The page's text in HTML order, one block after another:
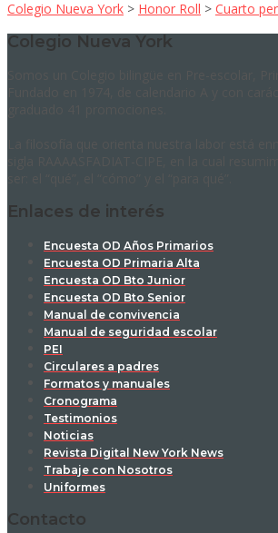
Colegio Nueva York > Honor Roll > Cuarto
Colegio Nueva York
Enlaces de interés
Encuesta OD Años Primarios
Encuesta OD Primaria Alta
Encuesta OD Bto Junior
Encuesta OD Bto Senior
Manual de convivencia
Manual de seguridad escolar
PEI
Circulares a padres
Formatos y manuales
Cronograma
Testimonios
Noticias
Revista Digital New York News
Trabaje con Nosotros
Uniformes
Contacto